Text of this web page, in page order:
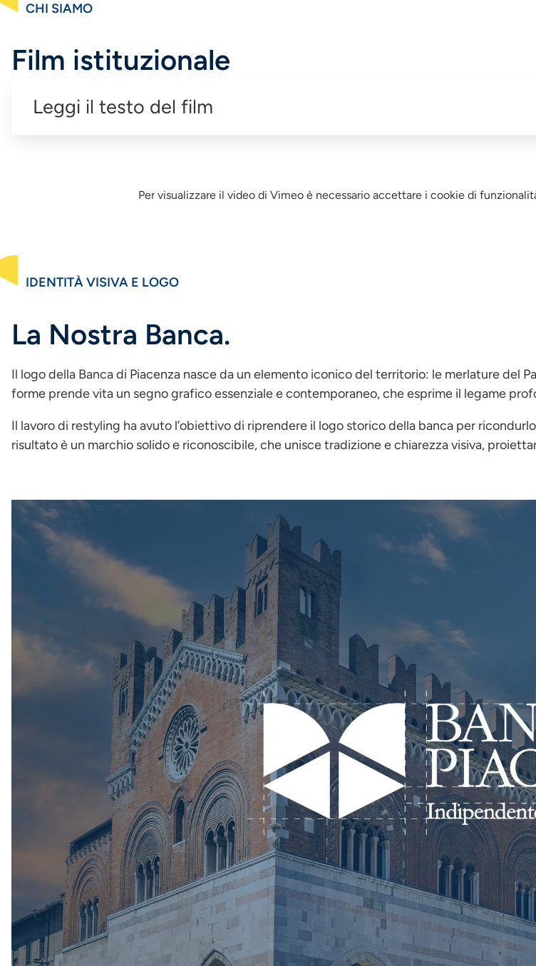
CHI SIAMO
Film istituzionale
Leggi il testo del film
Per visualizzare il video di Vimeo è necessario accettare i cookie di
IDENTITÀ VISIVA E LOGO
La Nostra Banca.
Il logo della Banca di Piacenza nasce da un elemento iconico del territorio: le merlature del
forme prende vita un segno grafico essenziale e contemporaneo, che esprime il legame
Il lavoro di restyling ha avuto l’obiettivo di riprendere il logo storico della banca per
risultato è un marchio solido e riconoscibile, che unisce tradizione e chiarezza visiva,
Immagine